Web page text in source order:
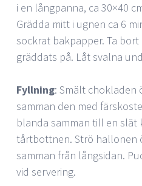
i en långpanna, ca 30×40
Grädda mitt i ugnen ca 6
sockrat bakpapper. Ta
gräddats på. Låt svalna
Fyllning: Smält chokladen
samman den med
blanda samman till en slät
tårtbottnen. Strö hallonen
samman från långsidan.
vid servering.